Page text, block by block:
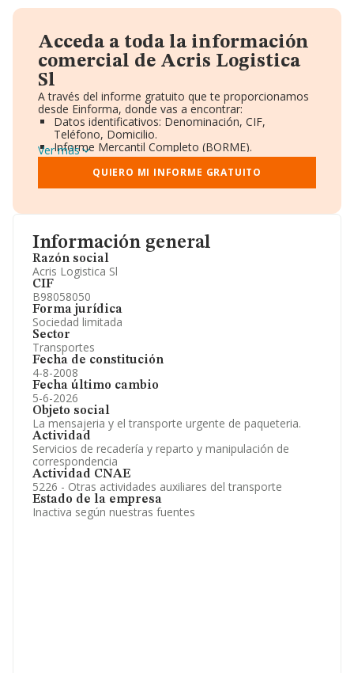
Información general
Razón social
Acris Logistica Sl
CIF
B98058050
Forma jurídica
Sociedad limitada
Sector
Transportes
Fecha de constitución
4-8-2008
Fecha último cambio
5-6-2026
Objeto social
La mensajeria y el transporte urgente de paqueteria.
Actividad
Servicios de recadería y reparto y manipulación de
correspondencia
Actividad CNAE
5226 - Otras actividades auxiliares del transporte
Estado de la empresa
Inactiva según nuestras fuentes
Acceda a toda la información
comercial de Acris Logistica
Sl
A través del informe gratuito que te proporcionamos
desde Einforma, donde vas a encontrar:
Datos identificativos: Denominación, CIF,
Teléfono, Domicilio.
Informe Mercantil Completo (BORME).
Gráficos de Evolución Ventas y Empleados.
Consejo de Administración y Administradores.
Directivos y Ejecutivos.
Información oficial y registral complementaria.
Ver más
QUIERO MI INFORME GRATUITO